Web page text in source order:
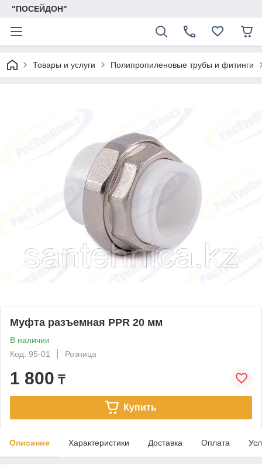
"ПОСЕЙДОН"
Товары и услуги Полипропиленовые трубы и фитинги
Муфта разъемная PPR 20 мм
В наличии
Код: 95-01
Розница
1 800 ₸
Купить
Описание Характеристики Доставка Оплата